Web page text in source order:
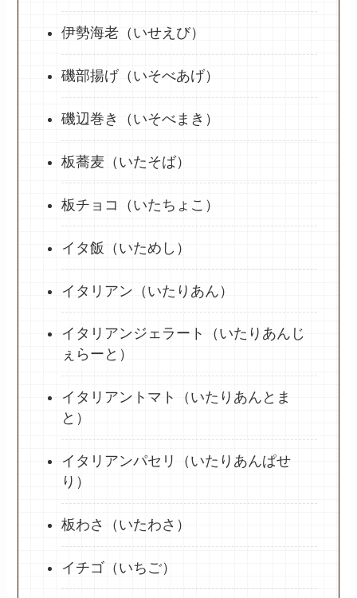
伊勢海老（いせえび）
磯部揚げ（いそべあげ）
磯辺巻き（いそべまき）
板蕎麦（いたそば）
板チョコ（いたちょこ）
イタ飯（いためし）
イタリアン（いたりあん）
イタリアンジェラート（いたりあんじ
ぇらーと）
イタリアントマト（いたりあんとま
と）
イタリアンパセリ（いたりあんぱせ
り）
板わさ（いたわさ）
イチゴ（いちご）